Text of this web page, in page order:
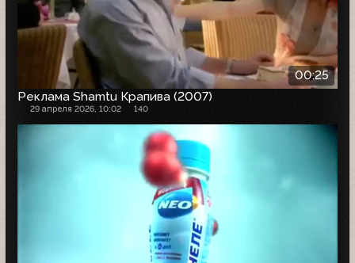
00:25
Реклама Shamtu Крапива (2007)
29 апреля 2026, 10:02 140